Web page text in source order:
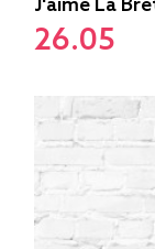
J'aime La
26.05